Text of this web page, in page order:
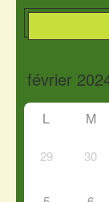
L M
29 30